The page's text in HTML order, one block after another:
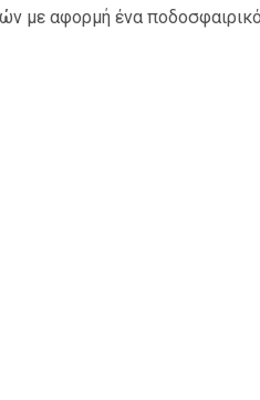
µε αφορµή ένα